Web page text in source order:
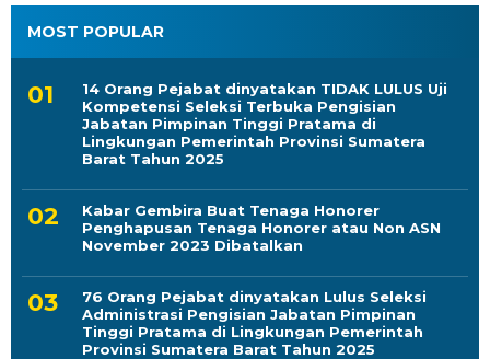
MOST POPULAR
14 Orang Pejabat dinyatakan TIDAK LULUS Uji
Kompetensi Seleksi Terbuka Pengisian
Jabatan Pimpinan Tinggi Pratama di
Lingkungan Pemerintah Provinsi Sumatera
Barat Tahun 2025
Kabar Gembira Buat Tenaga Honorer
Penghapusan Tenaga Honorer atau Non ASN
November 2023 Dibatalkan
76 Orang Pejabat dinyatakan Lulus Seleksi
Administrasi Pengisian Jabatan Pimpinan
Tinggi Pratama di Lingkungan Pemerintah
Provinsi Sumatera Barat Tahun 2025